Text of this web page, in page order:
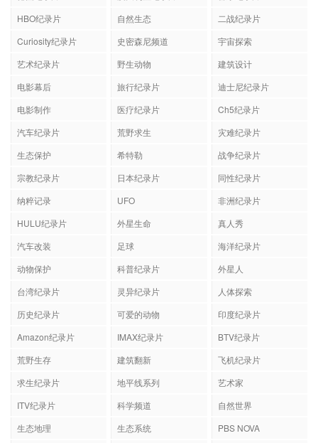
HBO纪录片
自然生态
二战纪录片
Curiosity纪录片
史密森尼频道
宇宙探索
艺术纪录片
野生动物
建筑设计
电影幕后
旅行纪录片
迪士尼纪录片
电影制作
医疗纪录片
Ch5纪录片
汽车纪录片
荒野求生
灾难纪录片
生态保护
希特勒
战争纪录片
宗教纪录片
日本纪录片
同性纪录片
纳粹记录
UFO
非洲纪录片
HULU纪录片
外星生命
真人秀
汽车改装
足球
海洋纪录片
动物保护
科普纪录片
外星人
台湾纪录片
灵异纪录片
人体探索
历史纪录片
可爱的动物
印度纪录片
Amazon纪录片
IMAX纪录片
BTV纪录片
荒野生存
建筑翻新
飞机纪录片
求生纪录片
地平线系列
艺术家
ITV纪录片
科学频道
自然世界
生态地理
生态系统
PBS NOVA